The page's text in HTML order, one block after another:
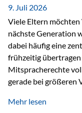
Ein…
9. Juli 2026
Viele Eltern möchten
nächste Generation
dabei häufig eine
frühzeitig
Mitspracherechte
gerade bei größeren
sicherzustellen, dass
Mehr lesen